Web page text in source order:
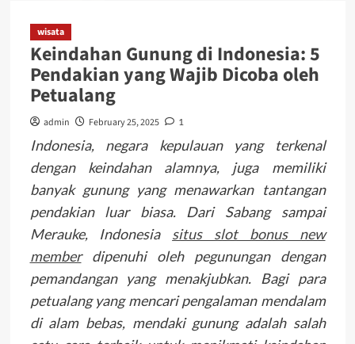
wisata
Keindahan Gunung di Indonesia: 5
Pendakian yang Wajib Dicoba oleh
Petualang
admin February 25, 2025 1
Indonesia, negara kepulauan yang terkenal
dengan keindahan alamnya, juga memiliki
banyak gunung yang menawarkan tantangan
pendakian luar biasa. Dari Sabang sampai
Merauke, Indonesia situs slot bonus new
memberdipenuhi oleh pegunungan dengan
pemandangan yang menakjubkan. Bagi para
petualang yang mencari pengalaman mendalam
di alam bebas, mendaki gunung adalah salah